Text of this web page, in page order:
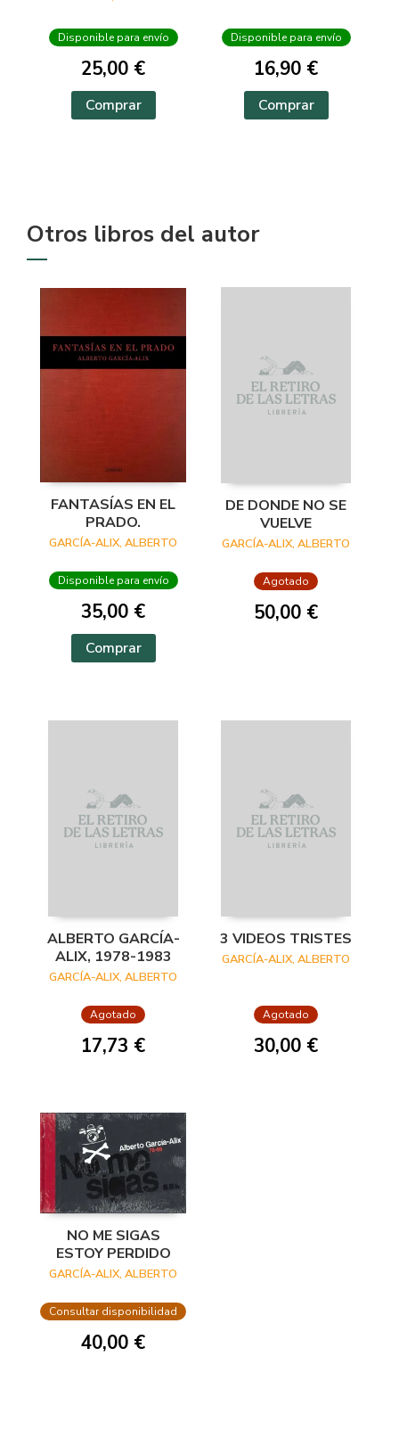
Disponible para envío
25,00 €
Comprar
Disponible para envío
16,90 €
Comprar
Otros libros del autor
FANTASÍAS EN EL
PRADO.
GARCÍA-ALIX, ALBERTO
Disponible para envío
35,00 €
Comprar
DE DONDE NO SE
VUELVE
GARCÍA-ALIX, ALBERTO
Agotado
50,00 €
ALBERTO GARCÍA-
ALIX, 1978-1983
GARCÍA-ALIX, ALBERTO
Agotado
17,73 €
3 VIDEOS TRISTES
GARCÍA-ALIX, ALBERTO
Agotado
30,00 €
NO ME SIGAS
ESTOY PERDIDO
GARCÍA-ALIX, ALBERTO
Consultar disponibilidad
40,00 €